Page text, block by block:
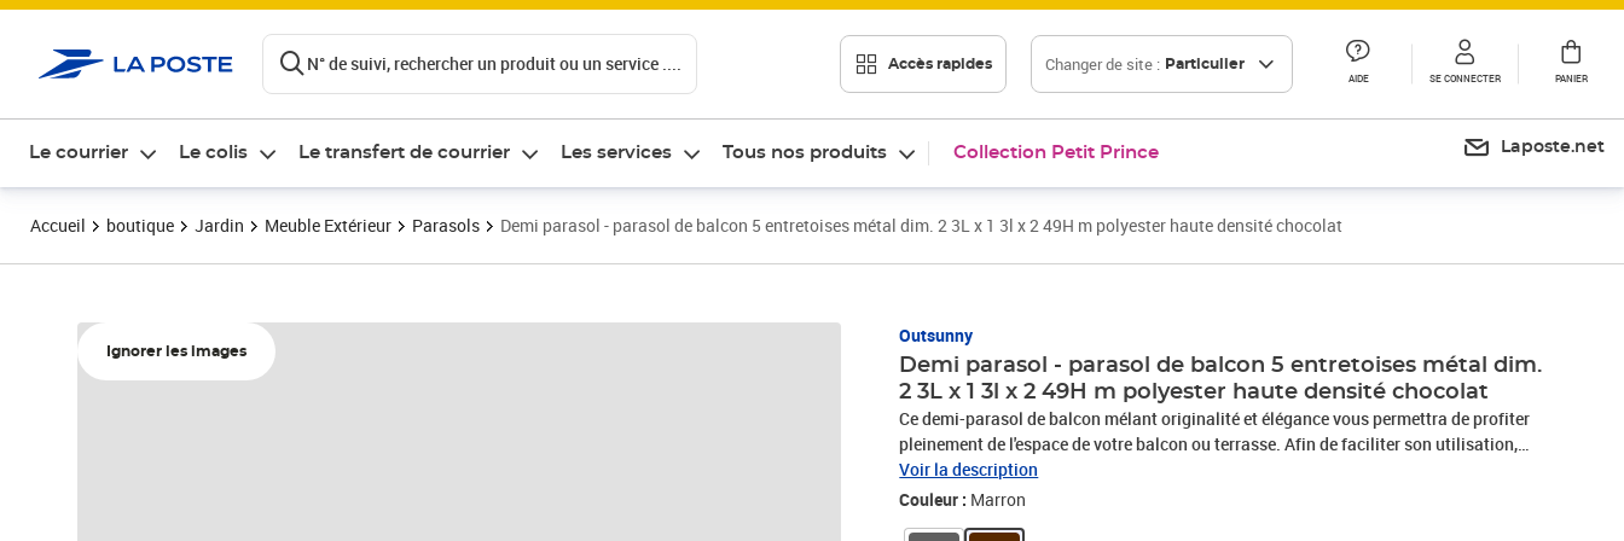
N° de suivi, rechercher un produit ou un service .... Accès rapides Changer de site : Particulier
AIDE SE CONNECTER PANIER
Le courrier Le colis Le transfert de courrier Les services Tous nos produits Collection Petit Prince Laposte.net
Accueil boutique Jardin Meuble Extérieur Parasols Demi parasol - parasol de balcon 5 entretoises métal dim. 2 3L x 1 3l x 2 49H m polyester haute densité chocolat
Ignorer les images
Outsunny
Demi parasol - parasol de balcon 5 entretoises métal dim.
2 3L x 1 3l x 2 49H m polyester haute densité chocolat
Ce demi-parasol de balcon mélant originalité et élégance vous permettra de profiter
pleinement de l'espace de votre balcon ou terrasse. Afin de faciliter son utilisation,
son mât peut se démonter en 2 afin de le transporter et de le ranger aisément.
Particulièrement simple à ouvrir ou fermer, grâce à sa manivelle, l'installer et le ranger
Voir la description
Couleur : Marron